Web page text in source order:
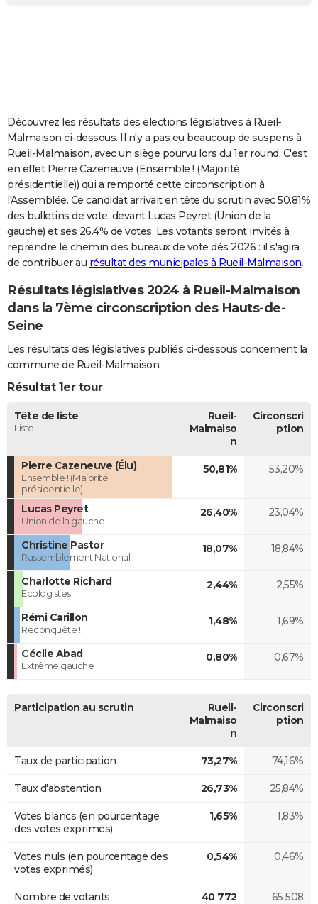
Carte de Noël
Carte Bonne année
Carte Saint-Valentin
Carte Pâques
Carte d'anniversaire
DICTIONNAIRE
Dictionnaire
Biographies
Citations
Expressions
Proverbes
COPAINS D'AVANT
S'inscrire
Se connecter
Lycées
Collèges
Primaires
Universités
Entreprises
Service militaire
Avis de recherche
AVIS DE DÉCÈS
FORUM
Découvrez les résultats des élections législatives à Rueil-
Malmaison ci-dessous. Il n'y a pas eu beaucoup de suspens à
Rueil-Malmaison, avec un siège pourvu lors du 1er round. C'est
en effet Pierre Cazeneuve (Ensemble ! (Majorité
présidentielle)) qui a remporté cette circonscription à
l'Assemblée. Ce candidat arrivait en tête du scrutin avec 50.81%
des bulletins de vote, devant Lucas Peyret (Union de la
gauche) et ses 26.4% de votes. Les votants seront invités à
reprendre le chemin des bureaux de vote dès 2026 : il s'agira
de contribuer au résultat des municipales à Rueil-Malmaison.
Résultats législatives 2024 à Rueil-Malmaison
dans la 7ème circonscription des Hauts-de-
Seine
Les résultats des législatives publiés ci-dessous concernent la
commune de Rueil-Malmaison.
Résultat 1er tour
Tête de liste
Liste
Rueil-
Malmaiso
n
Circonscri
ption
Pierre Cazeneuve (Élu)
Ensemble ! (Majorité
présidentielle)
50,81% 53,20%
Lucas Peyret
Union de la gauche
26,40% 23,04%
Christine Pastor
Rassemblement National
18,07% 18,84%
Charlotte Richard
Ecologistes
2,44% 2,55%
Rémi Carillon
Reconquête !
1,48% 1,69%
Cécile Abad
Extrême gauche
0,80% 0,67%
Participation au scrutin
Rueil-
Malmaiso
n
Circonscri
ption
Taux de participation 73,27% 74,16%
Taux d'abstention 26,73% 25,84%
Votes blancs (en pourcentage
des votes exprimés)
1,65% 1,83%
Votes nuls (en pourcentage des
votes exprimés)
0,54% 0,46%
Nombre de votants 40 772 65 508